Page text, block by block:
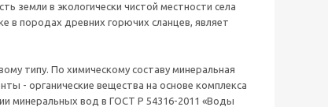
земли в экологически чистой местности села
в породах древних горючих сланцев, являет
типу. По химическому составу минеральная
- органические вещества на основе комплекса
минеральных вод в ГОСТ Р 54316-2011 «Воды